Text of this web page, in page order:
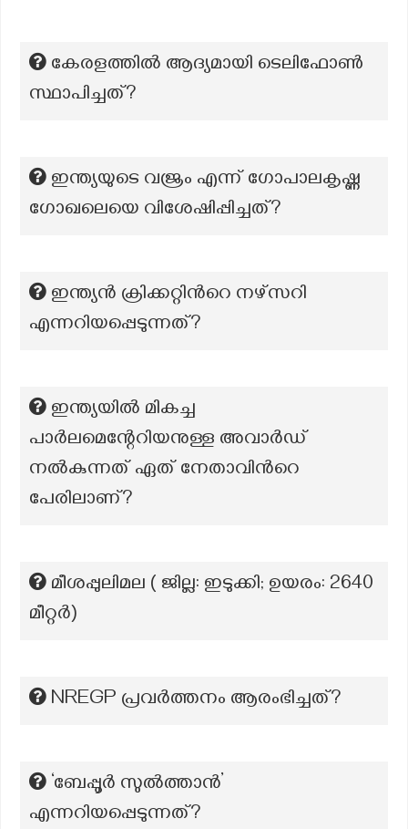
കേരളത്തിൽ ആദ്യമായി ടെലിഫോൺ
സ്ഥാപിച്ചത്?
ഇന്ത്യയുടെ വജ്രം എന്ന് ഗോപാലകൃഷ്ണ
ഗോഖലെയെ വിശേഷിപ്പിച്ചത്?
ഇന്ത്യൻ ക്രിക്കറ്റിൻറെ നഴ്‌സറി
എന്നറിയപ്പെടുന്നത്?
ഇന്ത്യയിൽ മികച്ച
പാർലമെന്റേറിയനുള്ള അവാർഡ്
നൽകുന്നത് ഏത് നേതാവിന്‍റെ
പേരിലാണ്?
മീശപ്പുലിമല ( ജില്ല: ഇടുക്കി; ഉയരം: 2640
മീറ്റർ)
NREGP പ്രവര്‍ത്തനം ആരംഭിച്ചത്?
‘ബേപ്പൂർ സുൽത്താൻ’
എന്നറിയപ്പെടുന്നത്?